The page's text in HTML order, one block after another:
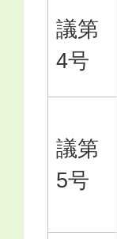
議第
4号
議第
5号